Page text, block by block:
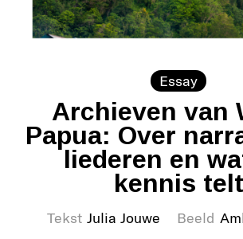
Essay
Archieven van
Papua: Over
liederen en
kennis telt
Tekst Julia Jouwe Beeld